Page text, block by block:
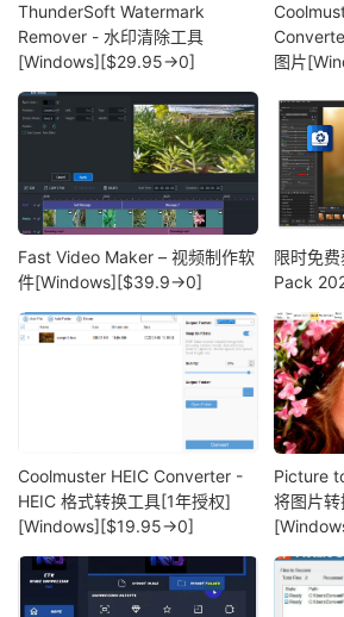
ThunderSoft Watermark
Remover - 水印清除工具
[Windows][$29.95→0]
图片
Fast Video Maker – 视频制作软
件[Windows][$39.9→0]
限时免
Pack
Coolmuster HEIC Converter -
HEIC 格式转换工具[1年授权]
[Windows][$19.95→0]
Picture
将图片